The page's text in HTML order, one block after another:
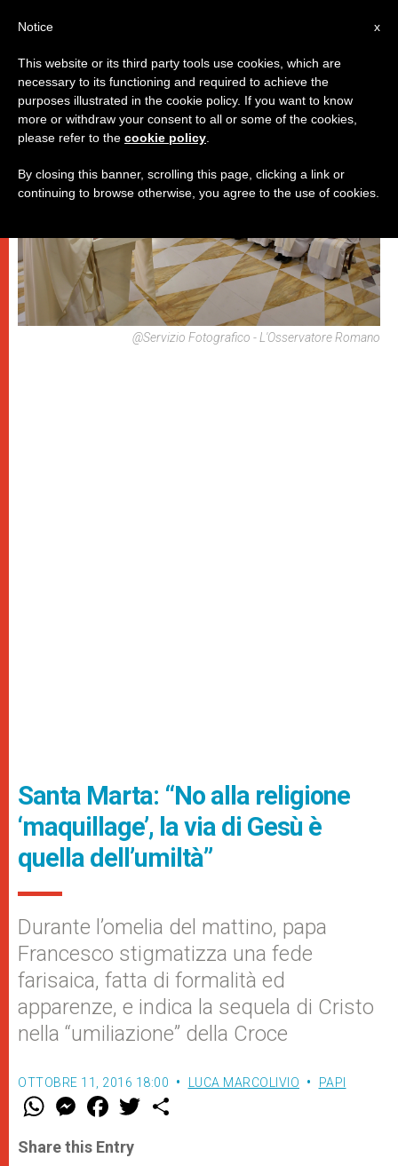
PAPI
@Servizio Fotografico - L'Osservatore Romano
Santa Marta: “No alla religione
‘maquillage’, la via di Gesù è
quella dell’umiltà”
Durante l’omelia del mattino, papa
Francesco stigmatizza una fede
farisaica, fatta di formalità ed
apparenze, e indica la sequela di Cristo
nella “umiliazione” della Croce
OTTOBRE 11, 2016 18:00 LUCA MARCOLIVIO PAPI
W
t
s
M
e
s
e
F
a
e
b
w
Share this Entry
x
Notice
This website or its third party tools use cookies, which are
necessary to its functioning and required to achieve the
purposes illustrated in the cookie policy. If you want to know
more or withdraw your consent to all or some of the cookies,
please refer to the cookie policy
By closing this banner, scrolling this page, clicking a link or
continuing to browse otherwise, you agree to the use of cookies.